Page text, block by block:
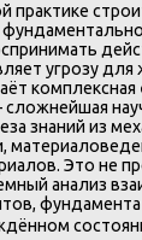
практике
угрозу
комплексная
знаний из
Это не
анализ
фундамента